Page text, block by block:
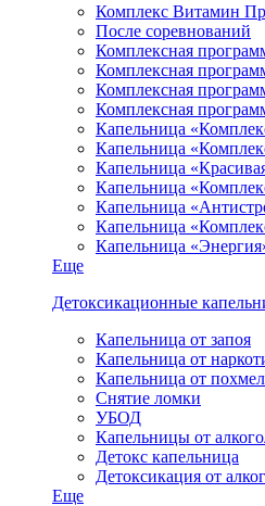
Комплекс Витамин
После соревнований
Комплексная
Комплексная
Комплексная
Комплексная
Капельница
Капельница
Капельница
Капельница
Капельница
Капельница
Капельница
Еще
Детоксикационные
Капельница от запоя
Капельница от
Капельница от
Снятие ломки
УБОД
Капельницы от
Детокс капельница
Детоксикация от
Еще